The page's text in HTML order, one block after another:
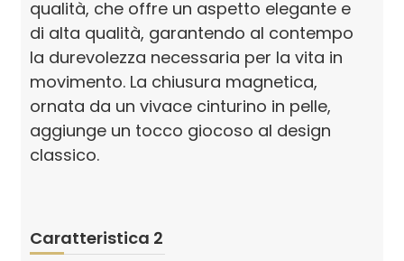
qualità, che offre un aspetto elegante e
di alta qualità, garantendo al contempo
la durevolezza necessaria per la vita in
movimento. La chiusura magnetica,
ornata da un vivace cinturino in pelle,
aggiunge un tocco giocoso al design
classico.
Caratteristica 2